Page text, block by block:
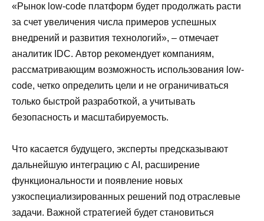
«Рынок low-code платформ будет продолжать расти
за счет увеличения числа примеров успешных
внедрений и развития технологий», – отмечает
аналитик IDC. Автор рекомендует компаниям,
рассматривающим возможность использования low-
code, четко определить цели и не ограничиваться
только быстрой разработкой, а учитывать
безопасность и масштабируемость.
Что касается будущего, эксперты предсказывают
дальнейшую интеграцию с AI, расширение
функциональности и появление новых
узкоспециализированных решений под отраслевые
задачи. Важной стратегией будет становиться